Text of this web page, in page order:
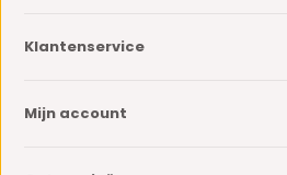
Klantenservice
Mijn account